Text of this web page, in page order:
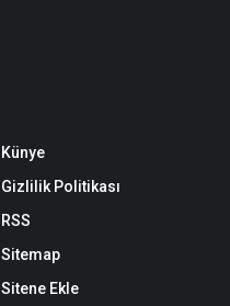
Künye
Gizlilik Politikası
RSS
Sitemap
Sitene Ekle